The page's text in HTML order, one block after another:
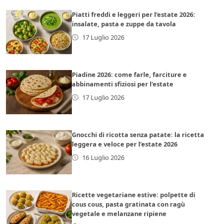
Piatti freddi e leggeri per l’estate 2026:
insalate, pasta e zuppe da tavola
17 Luglio 2026
Piadine 2026: come farle, farciture e
abbinamenti sfiziosi per l’estate
17 Luglio 2026
Gnocchi di ricotta senza patate: la ricetta
leggera e veloce per l’estate 2026
16 Luglio 2026
Ricette vegetariane estive: polpette di
cous cous, pasta gratinata con ragù
vegetale e melanzane ripiene